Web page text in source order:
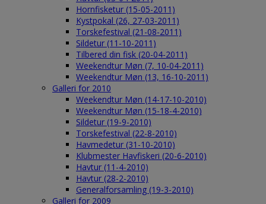
Hornfisketur (15-05-2011)
Kystpokal (26, 27-03-2011)
Torskefestival (21-08-2011)
Sildetur (11-10-2011)
Tilbered din fisk (20-04-2011)
Weekendtur Møn (7, 10-04-2011)
Weekendtur Møn (13, 16-10-2011)
Galleri for 2010
Weekendtur Møn (14-17-10-2010)
Weekendtur Møn (15-18-4-2010)
Sildetur (19-9-2010)
Torskefestival (22-8-2010)
Havmedetur (31-10-2010)
Klubmester Havfiskeri (20-6-2010)
Havtur (11-4-2010)
Havtur (28-2-2010)
Generalforsamling (19-3-2010)
Galleri for 2009